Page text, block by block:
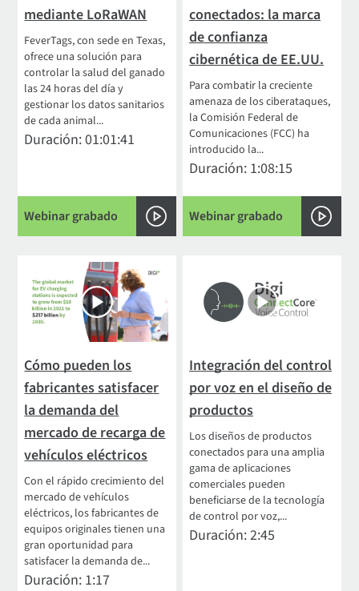
mediante LoRaWAN
FeverTags, con sede en Texas,
ofrece una solución para
controlar la salud del ganado
las 24 horas del día y
gestionar los datos sanitarios
de cada animal...
Duración: 01:01:41
Webinar grabado
conectados: la marca
de confianza
cibernética de EE.UU.
Para combatir la creciente
amenaza de los ciberataques,
la Comisión Federal de
Comunicaciones (FCC) ha
introducido la...
Duración: 1:08:15
Webinar grabado
Cómo pueden los
fabricantes satisfacer
la demanda del
mercado de recarga de
vehículos eléctricos
Con el rápido crecimiento del
mercado de vehículos
eléctricos, los fabricantes de
equipos originales tienen una
gran oportunidad para
satisfacer la demanda de...
Duración: 1:17
Integración del control
por voz en el diseño de
productos
Los diseños de productos
conectados para una amplia
gama de aplicaciones
comerciales pueden
beneficiarse de la tecnología
de control por voz,...
Duración: 2:45